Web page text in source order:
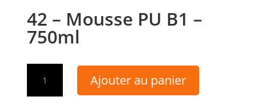
42 – Mousse PU B1 –
750ml
Ajouter au panier